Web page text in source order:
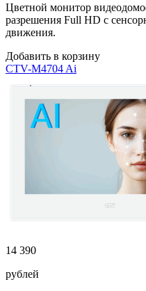
Цветной монитор
разрешения Full HD с
движения.
Добавить в корзину
CTV-M4704 Ai
14 390
рублей